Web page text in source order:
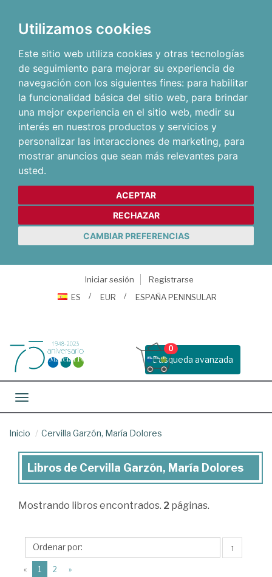
Utilizamos cookies
Este sitio web utiliza cookies y otras tecnologías
de seguimiento para mejorar su experiencia de
navegación con los siguientes fines: para habilitar
la funcionalidad básica del sitio web, para brindar
una mejor experiencia en el sitio web, medir su
interés en nuestros productos y servicios y
personalizar las interacciones de marketing, para
mostrar anuncios que sean más relevantes para
usted.
ACEPTAR
RECHAZAR
CAMBIAR PREFERENCIAS
Iniciar sesión
Registrarse
ES
EUR ESPAÑA PENINSULAR
Busqueda avanzada
0
Toggle navigation
Inicio Cervilla Garzón, María Dolores
Libros
Cervilla
María
Dolores
Libros de Cervilla Garzón, María Dolores
Mostrando libros encontrados. 2 páginas.
↑
« 1 (current)
2 »